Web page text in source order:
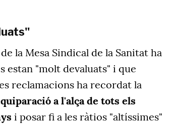
la Mesa Sindical de la Sanitat ha
estan "molt devaluats" i que
reclamacions ha recordat la
a l'alça de tots els
i posar fi a les ràtios "altíssimes"